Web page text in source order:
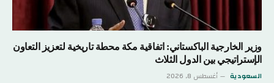
وزير الخارجية الباكستاني: اتفاقية مكة محطة تاريخية لتعزيز التعاون
الإستراتيجي بين الدول الثلاث
السعودية أغسطس 8, 2026